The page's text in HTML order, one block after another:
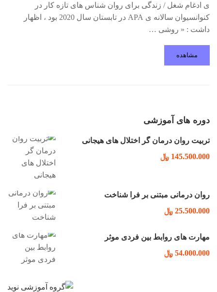
ی ادغام شغل / زندگی برای روان شناس های تازه کار در
کنوانسیوان سالانه ی APA در تابستان سال 2020 بود ، اظهار
داشت : « روشی …
مشاهده
دوره های آموزشی
تربیت روان درمان گر اختلال های هیجانی
145.500.000 ﷼
روان درمانی مبتنی بر فرا شناخت
25.500.000 ﷼
مهارت های روابط بین فردی موثر
54.000.000 ﷼